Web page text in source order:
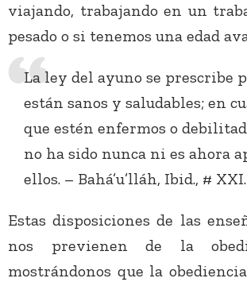
viajando, trabajando en un
pesado o si tenemos una edad
La ley del ayuno se prescribe
están sanos y saludables; en
que estén enfermos o
no ha sido nunca ni es ahora
ellos. – Bahá’u’lláh, Ibid., # XXI.
Estas disposiciones de las
nos previenen de la
mostrándonos que la